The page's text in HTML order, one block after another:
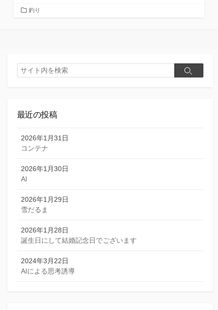
カ釣り
検
索
検
最近の投稿
2026年1月31日
コンテナ
2026年1月30日
AI
2026年1月29日
雪だるま
2026年1月28日
誕生日にして結婚記念日でございます
2024年3月22日
AIによる思考誘導